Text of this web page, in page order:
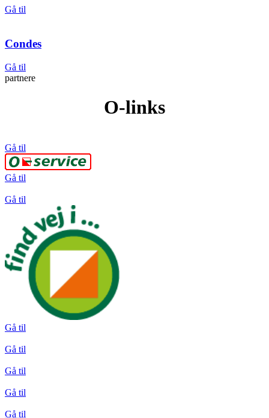
Gå til
Condes
Gå til
partnere
O-links
Gå til
Gå til
Gå til
Gå til
Gå til
Gå til
Gå til
Gå til